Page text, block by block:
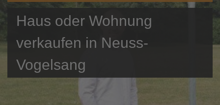
Haus oder Wohnung
verkaufen in Neuss-
Vogelsang